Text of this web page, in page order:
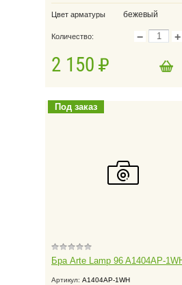
Цвет арматуры бежевый
Количество: − +
2 150
Добавить в корзину
Под заказ
Бра Arte Lamp 96 A1404AP-
Артикул: A1404AP-1WH